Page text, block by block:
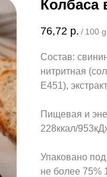
Колбаса
76,72 р. / 100 g
Состав:
нитритная
Е451),
Пищевая и
228ккал/
Упаковано
не более 75%